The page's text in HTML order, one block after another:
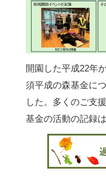
開園した平成22年
須平成の森基金に
した。多くのご支
基金の活動の記録